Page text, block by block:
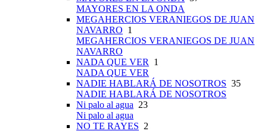
MAYORES EN LA ONDA
MEGAHERCIOS VERANIEGOS DE JUAN
NAVARRO 1
MEGAHERCIOS VERANIEGOS DE JUAN
NAVARRO
NADA QUE VER 1
NADA QUE VER
NADIE HABLARÁ DE NOSOTROS 35
NADIE HABLARÁ DE NOSOTROS
Ni palo al agua 23
Ni palo al agua
NO TE RAYES 2